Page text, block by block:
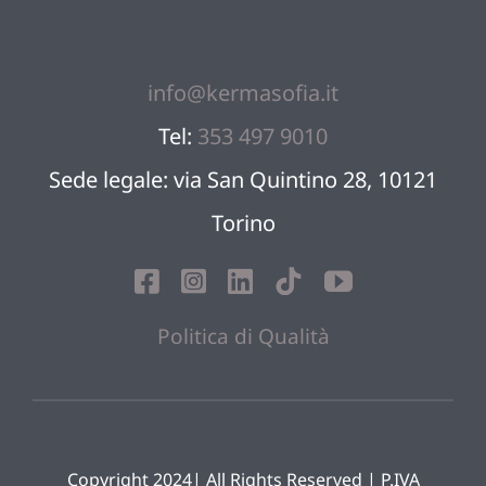
info@kermasofia.it
Tel: 353 497 9010
Sede legale: via San Quintino 28, 10121
Torino
Politica di Qualità
Copyright 2024| All Rights Reserved | P.IVA